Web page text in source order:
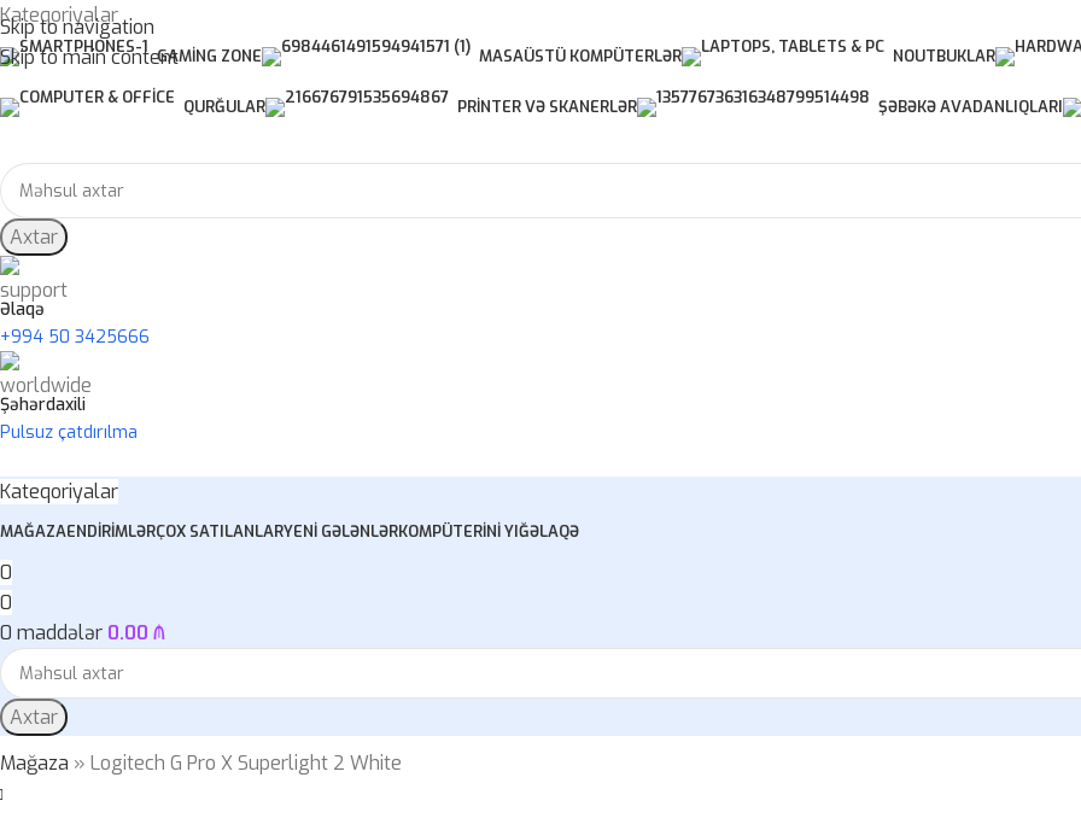
Skip to navigation
Skip to main content
Kateqoriyalar
GAMING ZONE MASAÜSTÜ KOMPÜTERLƏR NOUTBUKLAR
QURĞULAR PRINTER VƏ SKANERLƏR ŞƏBƏKƏ AVADANLIQLARI
Axtar
Əlaqə
+994 50 3425666
Şəhərdaxili
Pulsuz çatdırılma
Kateqoriyalar
MAĞAZAENDIRIMLƏRÇOX SATILANLARYENI GƏLƏNLƏRKOMPÜTERINI YIĞƏLAQƏ
0
0
0 maddələr 0.00 ₼
Axtar
Mağaza »Logitech G Pro X Superlight 2 White